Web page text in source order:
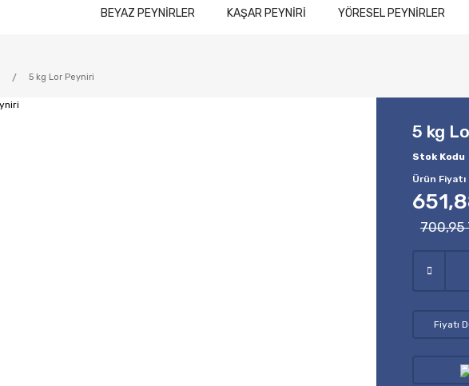
BEYAZ PEYNİRLER KAŞAR PEYNİRİ YÖRESEL PEYNİRLER
5 kg Lor Peyniri
5 kg
Stok Kodu
Ürün Fiyatı
700,95
Fiyatı